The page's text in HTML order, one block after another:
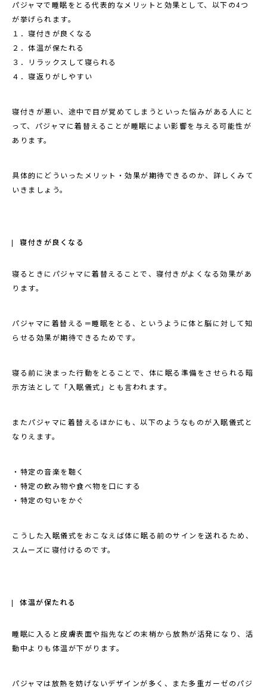
パジャマで睡眠をとる代表的なメリットと効果として、以下の4つ
が挙げられます。
１．寝付きが良くなる
２．体温が保たれる
３．リラックスして寝られる
４．寝返りがしやすい
寝付きが悪い、途中で目が覚めてしまうといった悩みがある人にと
って、パジャマに着替えることが睡眠によい影響を与える可能性が
あります。
具体的にどういったメリット・効果が期待できるのか、詳しくみて
いきましょう。
寝付きが良くなる
寝るときにパジャマに着替えることで、寝付きがよくなる効果があ
ります。
パジャマに着替える＝睡眠をとる、というように体と脳に対して知
らせる効果が期待できるためです。
寝る前に決まった行動をとることで、体に眠る準備をさせられる暗
示方法として「入眠儀式」とも言われます。
またパジャマに着替えるほかにも、以下のようなものが入眠儀式と
なりえます。
・特定の音楽を聴く
・特定の飲み物や食べ物を口にする
・特定の匂いをかぐ
こうした入眠儀式をおこなえば体に眠る前のサインを送れるため、
スムーズに寝付けるのです。
体温が保たれる
睡眠に入ると皮膚表面や指先などの末梢から放熱が活発になり、活
動中よりも体温が下がります。
パジャマは放熱を妨げないデザインが多く、また多重ガーゼのパジ